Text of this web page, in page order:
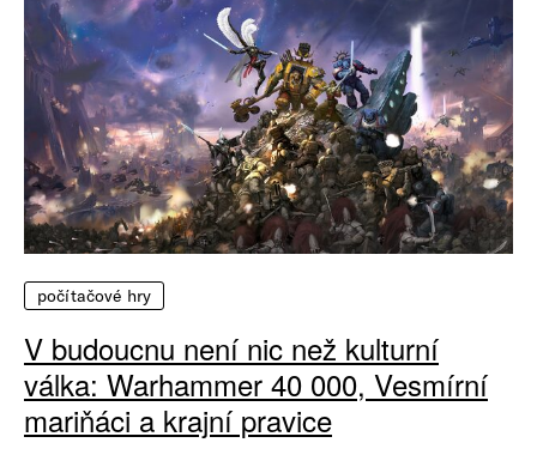
počítačové hry
V budoucnu není nic než kulturní
válka: Warhammer 40 000, Vesmírní
mariňáci a krajní pravice